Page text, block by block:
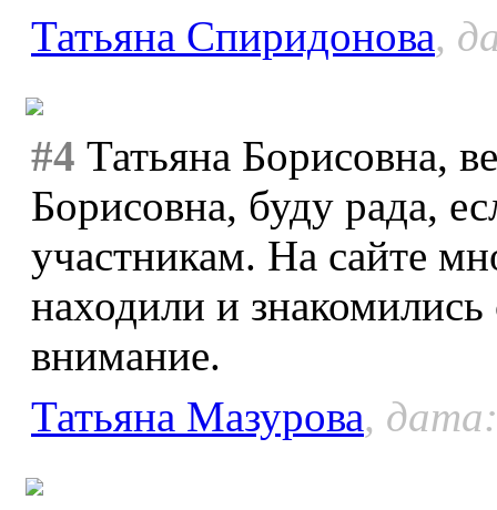
Татьяна Спиридонова,
#4 Татьяна Борисовна,
Борисовна, буду рада,
участникам. На сайте
находили и
внимание.
Татьяна Мазурова,